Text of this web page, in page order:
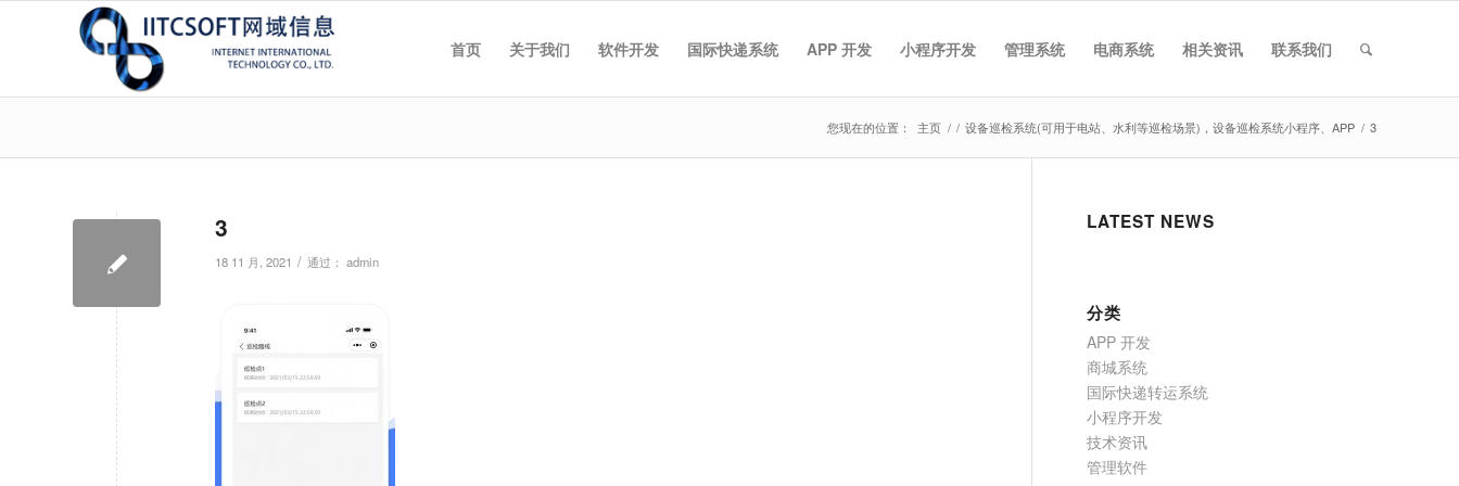
首页 关于我们 软件开发 国际快递系统 APP 开发 小程序开发 管理系统 电商系统 相关资讯 联系我们
您现在的位置： 主页 / / 设备巡检系统(可用于电站、水利等巡检场景)，设备巡检系统小程序、APP / 3
3
18 11 月, 2021 / 通过： admin
LATEST NEWS
分类
APP 开发
商城系统
国际快递转运系统
小程序开发
技术资讯
管理软件